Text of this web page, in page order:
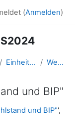
(Anmelden)
Einheit 1: Einführung in die Lebensqualität und Wohlstand Website zum Thema "Wohlstand und BIP"
und BIP"
und BIP"',